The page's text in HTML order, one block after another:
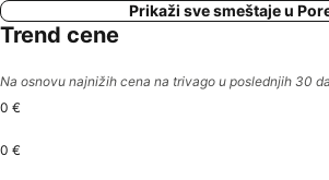
Prikaži sve smeštaje u
Trend cene
Na osnovu najnižih cena na trivago u poslednjih 30
0 €
0 €